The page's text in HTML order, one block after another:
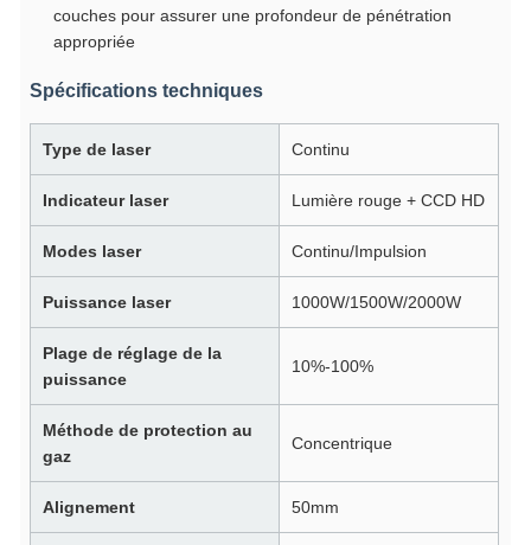
couches pour assurer une profondeur de pénétration
appropriée
Spécifications techniques
Type de laser Continu
Indicateur laser Lumière rouge + CCD HD
Modes laser Continu/Impulsion
Puissance laser 1000W/1500W/2000W
Plage de réglage de la
puissance
10%-100%
Méthode de protection au
gaz
Concentrique
Alignement 50mm